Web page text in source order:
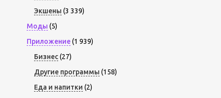
Экшены (3 339)
Моды (5)
Приложение(1 939)
Бизнес(27)
Другие программы (158)
Еда и напитки (2)